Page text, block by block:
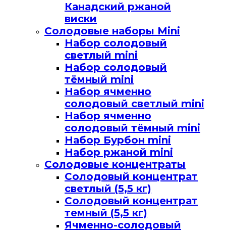
Канадский ржаной
виски
Солодовые наборы Mini
Набор солодовый
светлый mini
Набор солодовый
тёмный mini
Набор ячменно
солодовый светлый mini
Набор ячменно
солодовый тёмный mini
Набор Бурбон mini
Набор ржаной mini
Солодовые концентраты
Солодовый концентрат
светлый (5,5 кг)
Солодовый концентрат
темный (5,5 кг)
Ячменно-солодовый